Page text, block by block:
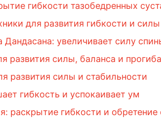
гибкости тазобедренных
для развития гибкости и силы
увеличивает силу
развития силы, баланса и
развития силы и стабильности
гибкость и успокаивает ум
раскрытие гибкости и обретение